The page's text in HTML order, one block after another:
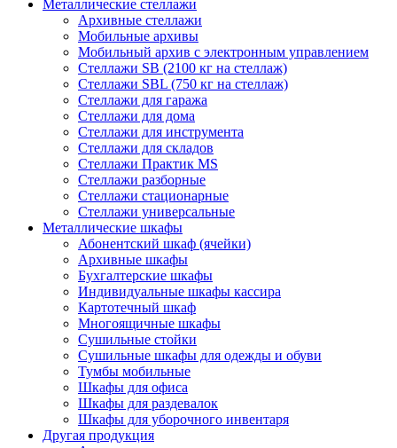
Металлические стеллажи
Архивные стеллажи
Мобильные архивы
Мобильный архив с электронным управлением
Стеллажи SB (2100 кг на стеллаж)
Стеллажи SBL (750 кг на стеллаж)
Стеллажи для гаража
Стеллажи для дома
Стеллажи для инструмента
Стеллажи для складов
Стеллажи Практик MS
Стеллажи разборные
Стеллажи стационарные
Стеллажи универсальные
Металлические шкафы
Абонентский шкаф (ячейки)
Архивные шкафы
Бухгалтерские шкафы
Индивидуальные шкафы кассира
Картотечный шкаф
Многоящичные шкафы
Сушильные стойки
Сушильные шкафы для одежды и обуви
Тумбы мобильные
Шкафы для офиса
Шкафы для раздевалок
Шкафы для уборочного инвентаря
Другая продукция